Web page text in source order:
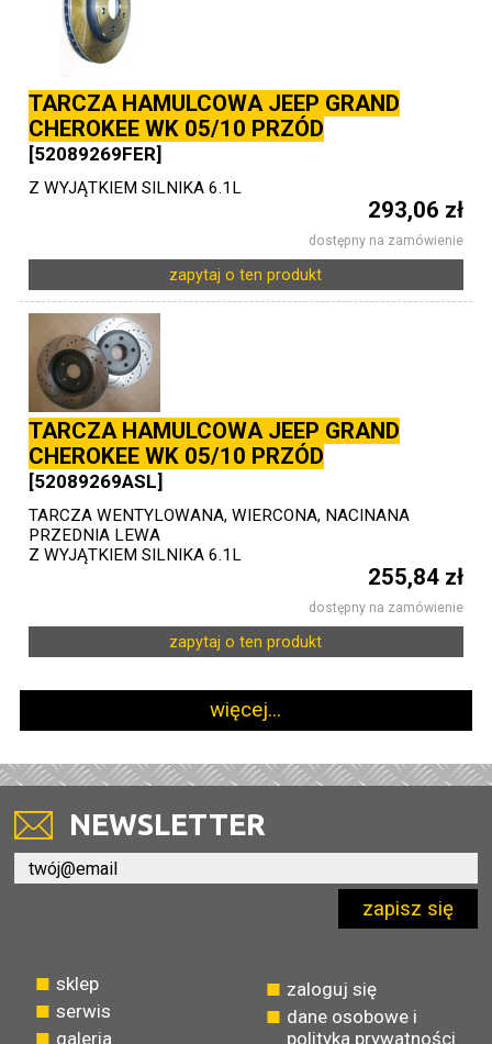
TARCZA HAMULCOWA JEEP GRAND
CHEROKEE WK 05/10 PRZÓD
[52089269FER]
Z WYJĄTKIEM SILNIKA 6.1L
293,06 zł
dostępny na zamówienie
zapytaj o ten produkt
TARCZA HAMULCOWA JEEP GRAND
CHEROKEE WK 05/10 PRZÓD
[52089269ASL]
TARCZA WENTYLOWANA, WIERCONA, NACINANA
PRZEDNIA LEWA
Z WYJĄTKIEM SILNIKA 6.1L
255,84 zł
dostępny na zamówienie
zapytaj o ten produkt
więcej...
NEWSLETTER
zapisz się
sklep
serwis
galeria
zaloguj się
dane osobowe i
polityka prywatności